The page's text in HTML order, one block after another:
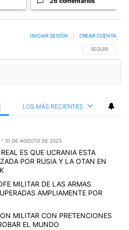
SIGA ESTA
SEGUIR
INICIAR SESIÓN CREAR CUENTA
LOS MÁS RECIENTES
31 DE AGOSTO DE 2023
ES QUE UCRANIA ESTA
POR RUSIA Y LA OTAN EN
MILITAR DE LAS ARMAS
AMPLIAMENTE POR
MILITAR CON PRETENCIONES
EL MUNDO